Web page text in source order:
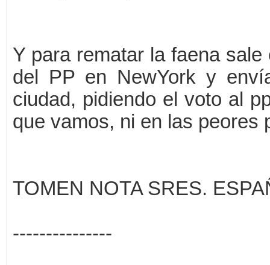
Y para rematar la faena
del PP en NewYork y
ciudad, pidiendo el voto al
que vamos, ni en las peores
TOMEN NOTA SRES.
---------------